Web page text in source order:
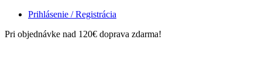
Prihlásenie / Registrácia
Pri objednávke nad 120€ doprava zdarma!